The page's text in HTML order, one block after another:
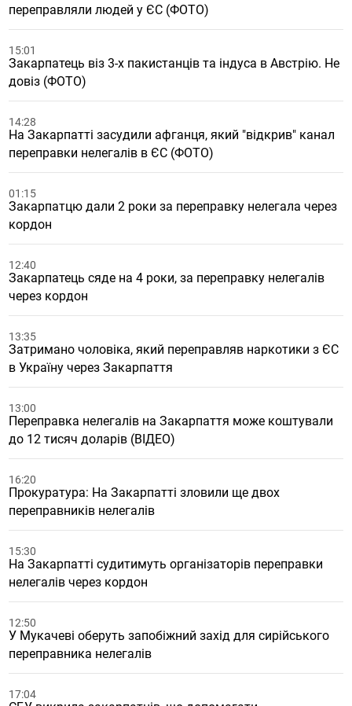
переправляли людей у ЄС (ФОТО)
15:01
Закарпатець віз 3-х пакистанців та індуса в Австрію. Не
довіз (ФОТО)
14:28
На Закарпатті засудили афганця, який "відкрив" канал
переправки нелегалів в ЄС (ФОТО)
01:15
Закарпатцю дали 2 роки за переправку нелегала через
кордон
12:40
Закарпатець сяде на 4 роки, за переправку нелегалів
через кордон
13:35
Затримано чоловіка, який переправляв наркотики з ЄС
в Україну через Закарпаття
13:00
Переправка нелегалів на Закарпаття може коштували
до 12 тисяч доларів (ВІДЕО)
16:20
Прокуратура: На Закарпатті зловили ще двох
переправників нелегалів
15:30
На Закарпатті судитимуть організаторів переправки
нелегалів через кордон
12:50
У Мукачеві оберуть запобіжний захід для сирійського
переправника нелегалів
17:04